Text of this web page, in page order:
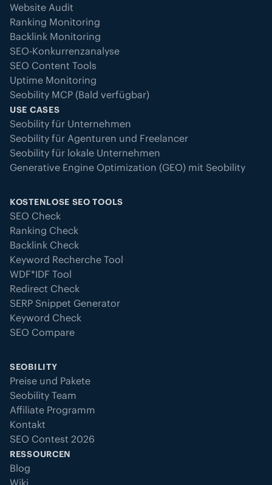
Website Audit
Ranking Monitoring
Backlink Monitoring
SEO-Konkurrenzanalyse
SEO Content Tools
Uptime Monitoring
Seobility MCP (Bald verfügbar)
USE CASES
Seobility für Unternehmen
Seobility für Agenturen und Freelancer
Seobility für lokale Unternehmen
Generative Engine Optimization (GEO) mit Seobility
KOSTENLOSE SEO TOOLS
SEO Check
Ranking Check
Backlink Check
Keyword Recherche Tool
WDF*IDF Tool
Redirect Check
SERP Snippet Generator
Keyword Check
SEO Compare
SEOBILITY
Preise und Pakete
Seobility Team
Affiliate Programm
Kontakt
SEO Contest 2026
RESSOURCEN
Blog
Wiki